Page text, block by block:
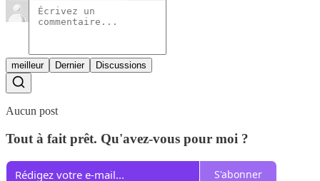
meilleur Dernier Discussions
Aucun post
Tout à fait prêt. Qu'avez-vous pour moi ?
S'abonner